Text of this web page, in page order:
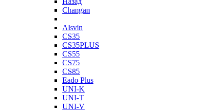
Changan
Alsvin
CS35
CS35PLUS
CS55
CS75
CS85
Eado Plus
UNI-K
UNI-T
UNI-V